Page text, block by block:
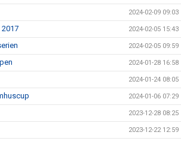
2024-02-09 09:03
2024-02-05 15:43
2024-02-05 09:59
2024-01-28 16:58
2024-01-24 08:05
2024-01-06 07:29
2023-12-28 08:25
2023-12-22 12:59